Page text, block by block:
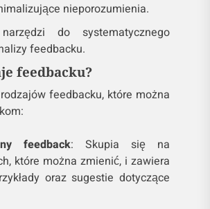
nieporozumienia.
do systematycznego
feedbacku.
feedbacku?
feedbacku, które można
feedback: Skupia się na
które można zmienić, i zawiera
oraz sugestie dotyczące